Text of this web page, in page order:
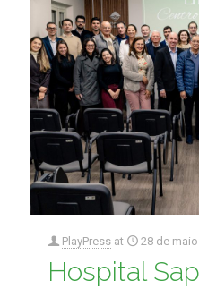
PlayPress at 28 de
Hospital